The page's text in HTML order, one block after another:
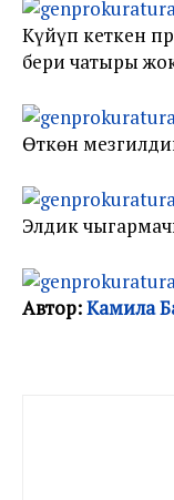
Күйүп кеткен
бери чатыры
Өткөн
Элдик
Автор:Камила